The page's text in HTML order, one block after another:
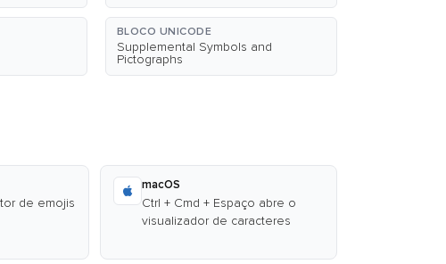
BLOCO UNICODE
Supplemental Symbols and
Pictographs
de emojis
macOS
Ctrl + Cmd + Espaço abre o
visualizador de caracteres